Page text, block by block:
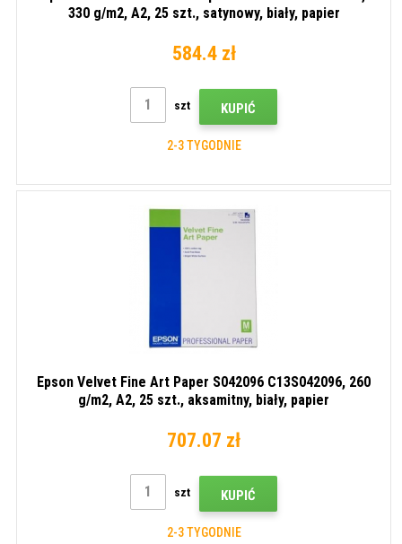
330 g/m2, A2, 25 szt., satynowy, biały, papier
584.4 zł
szt KUPIĆ
2-3 TYGODNIE
Epson Velvet Fine Art Paper S042096 C13S042096, 260
g/m2, A2, 25 szt., aksamitny, biały, papier
707.07 zł
szt KUPIĆ
2-3 TYGODNIE